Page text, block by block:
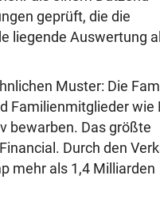
geprüft, die die
liegende Auswertung
Muster: Die
Familienmitglieder wie
bewarben. Das größte
Durch den
mehr als 1,4 Milliarden